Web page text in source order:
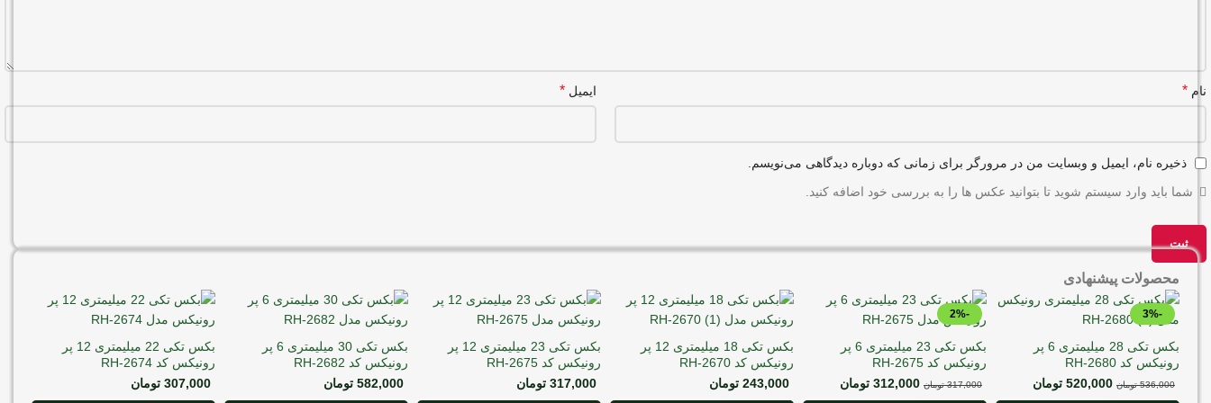
نام * ایمیل *
ذخیره نام، ایمیل و وبسایت من در مرورگر برای زمانی که دوباره دیدگاهی می‌نویسم.
شما باید وارد سیستم شوید تا بتوانید عکس ها را به بررسی خود اضافه کنید.
محصولات پیشنهادی
-3%
بکس تکی 28 میلیمتری 6 پر
رونیکس کد RH-2680
536,000 تومان 520,000 تومان
-2%
بکس تکی 23 میلیمتری 6 پر
رونیکس کد RH-2675
317,000 تومان 312,000 تومان
بکس تکی 18 میلیمتری 12 پر
رونیکس کد RH-2670
243,000 تومان
بکس تکی 23 میلیمتری 12 پر
رونیکس کد RH-2675
317,000 تومان
بکس تکی 30 میلیمتری 6 پر
رونیکس کد RH-2682
582,000 تومان
بکس تکی 22 میلیمتری 12 پر
رونیکس کد RH-2674
307,000 تومان